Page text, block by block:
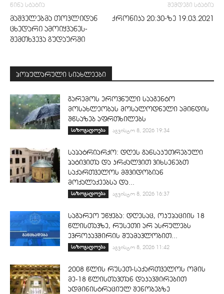
წინა სტატია
მაშველებმა თოვლიდან
ცხედარი ამოიყვანეს-
შემთხვევა გუდაურში
შემდეგი სტატია
ქრონიკა 20:30-ზე 19.03.2021
პოპულარული სიახლეები
გარემოს ეროვნული სააგენტო
მოსახლეობას მოსალოდნელი ამინდის
შწსაზებ აფრთხილებს
საზოგადოება აგვისტო 8, 2026 19:34
საპატრიარქო: დღეს განსაკუთრებული
პატივითა და კრძალვით ვიხსენებთ
საქართველოს მშვიდობიან
მოქალაქეებსა და...
საზოგადოება აგვისტო 8, 2026 16:37
საგარეო უწყება: დღესაც, ოკუპაციის 18
წლისთავზე, რუსეთი არ ასრულებს
ევროკავშირის შუამავლობით...
საზოგადოება აგვისტო 8, 2026 11:42
2008 წლის რუსეთ-საქართველოს ომის
მე-18 წლისთავთან დაკავშირებით
ადმინისტრაციულ შენობებზე